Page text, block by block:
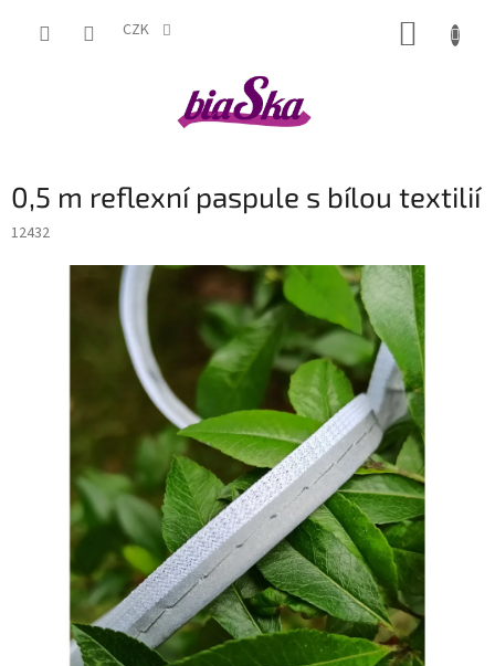
CZK
0,5 m reflexní paspule s bílou textilií
12432